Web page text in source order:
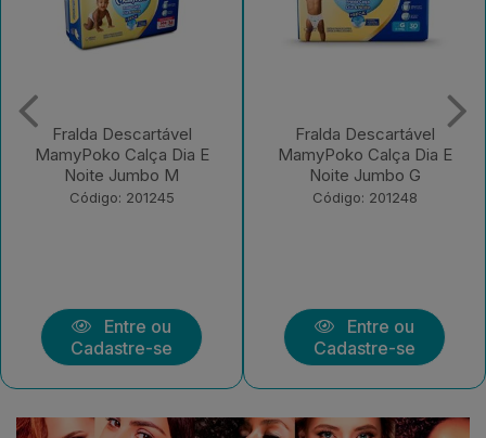
Fralda Descartável
MamyPoko Calça Dia E
Noite Jumbo G
Código: 201248
Entre ou
Cadastre-se
Fralda Descartável
MamyPoko Calça Dia E
Noite Jumbo XXG
Código: 201249
Entre ou
Cadastre-se